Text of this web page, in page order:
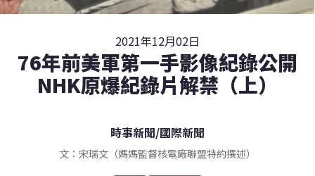
2021年12月02日
76年前美軍第一手影像紀錄公開
NHK原爆紀錄片解禁（上）
時事新聞/國際新聞
文：宋瑞文（媽媽監督核電廠聯盟特約撰述）